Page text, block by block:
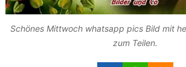
Schönes Mittwoch whatsapp pics Bild mit
zum Teilen.